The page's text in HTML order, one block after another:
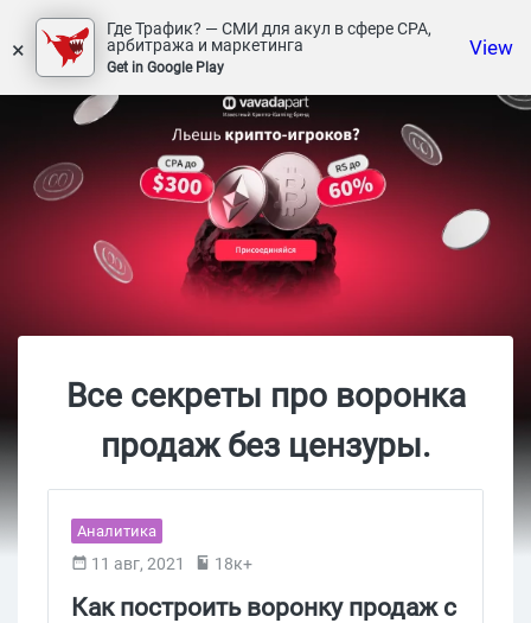
×
Где Трафик? — СМИ для акул в сфере СРА,
арбитража и маркетинга
Get in Google Play
View
Все секреты про воронка
продаж без цензуры.
Аналитика
11 авг, 2021 18к+
Как построить воронку продаж с